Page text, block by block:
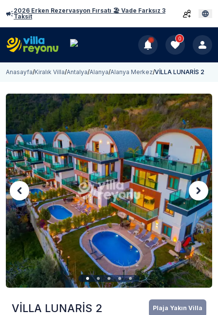
2026 Erken Rezervasyon Fırsatı 🏖️ Vade Farksız 3
Taksit
0
Anasayfa/Kiralık Villa/Antalya/Alanya/Alanya Merkez/VİLLA LUNARİS 2
VİLLA LUNARİS 2 Plaja Yakın Villa